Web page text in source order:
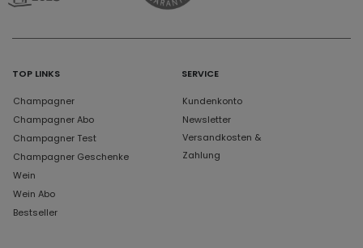
TOP LINKS
Champagner
Champagner Abo
Champagner Test
Champagner Geschenke
Wein
Wein Abo
Bestseller
SERVICE
Kundenkonto
Newsletter
Versandkosten &
Zahlung